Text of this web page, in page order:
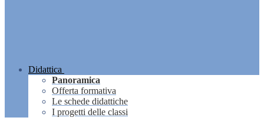
Didattica
Panoramica
Offerta formativa
Le schede didattiche
I progetti delle classi